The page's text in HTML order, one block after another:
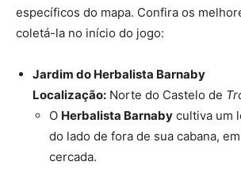
específicos do mapa. Confira os
coletá-la no início do jogo:
Jardim do Herbalista Barnaby
Localização: Norte do Castelo de
O Herbalista Barnaby cultiva um
do lado de fora de sua cabana,
cercada.